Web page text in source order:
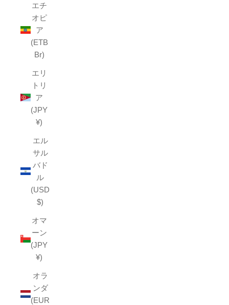
エチ
オピ
ア
(ETB
Br)
エリ
トリ
ア
(JPY
¥)
エル
サル
バド
ル
(USD
$)
オマ
ーン
(JPY
¥)
オラ
ンダ
(EUR